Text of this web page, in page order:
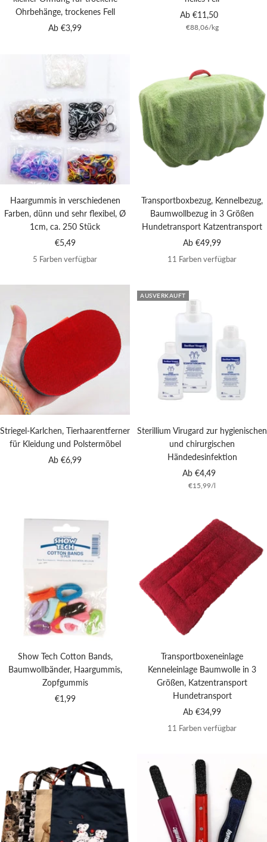
Ohrbehänge, trockenes Fell
Angebotspreis
Ab €3,99
Angebotspreis
Ab €11,50
€88,06/kg
Haargummis in verschiedenen
Farben, dünn und sehr flexibel, Ø
1cm, ca. 250 Stück
Angebotspreis
€5,49
5 Farben verfügbar
Transportboxbezug, Kennelbezug,
Baumwollbezug in 3 Größen
Hundetransport Katzentransport
Angebotspreis
Ab €49,99
11 Farben verfügbar
Striegel-Karlchen, Tierhaarentferner
für Kleidung und Polstermöbel
Angebotspreis
Ab €6,99
AUSVERKAUFT
Sterillium Virugard zur hygienischen
und chirurgischen
Händedesinfektion
Angebotspreis
Ab €4,49
€15,99/l
Show Tech Cotton Bands,
Baumwollbänder, Haargummis,
Zopfgummis
Angebotspreis
€1,99
Transportboxeneinlage
Kenneleinlage Baumwolle in 3
Größen, Katzentransport
Hundetransport
Angebotspreis
Ab €34,99
11 Farben verfügbar